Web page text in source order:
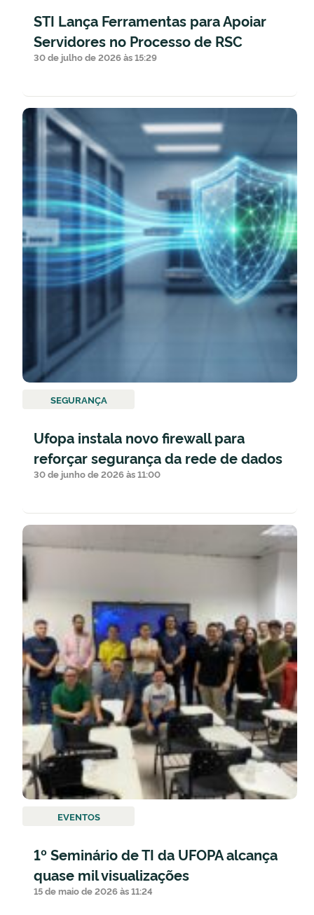
STI Lança Ferramentas para Apoiar
Servidores no Processo de RSC
30 de julho de 2026 às 15:29
SEGURANÇA
Ufopa instala novo firewall para
reforçar segurança da rede de dados
30 de junho de 2026 às 11:00
EVENTOS
1º Seminário de TI da UFOPA alcança
quase mil visualizações
15 de maio de 2026 às 11:24